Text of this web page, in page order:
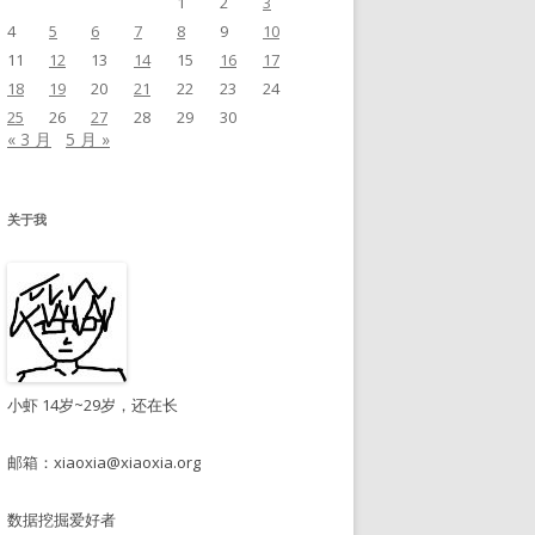
4
5 6 7 8 9
10
11
12 13 14 15 16
17
18
19 20 21 22 23
24
25
26 27 28 29 30
« 3 月 5 月 »
关于我
小虾 14岁~29岁，还在长
邮箱： xiaoxia@xiaoxia.org
数据挖掘爱好者